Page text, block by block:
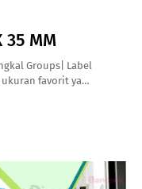
MM
Groups| Label
ukuran favorit ya…